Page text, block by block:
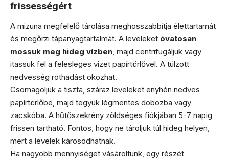
frissességért
A mizuna megfelelő tárolása meghosszabbítja élettartamát
és megőrzi tápanyagtartalmát. A leveleket óvatosan
mossuk meg hideg vízben , majd centrifugáljuk vagy
itassuk fel a felesleges vizet papírtörlővel. A túlzott
nedvesség rothadást okozhat.
Csomagoljuk a tiszta, száraz leveleket enyhén nedves
papírtörlőbe, majd tegyük légmentes dobozba vagy
zacskóba. A hűtőszekrény zöldséges fiókjában 5-7 napig
frissen tartható. Fontos, hogy ne tároljuk túl hideg helyen,
mert a levelek károsodhatnak.
Ha nagyobb mennyiséget vásároltunk, egy részét